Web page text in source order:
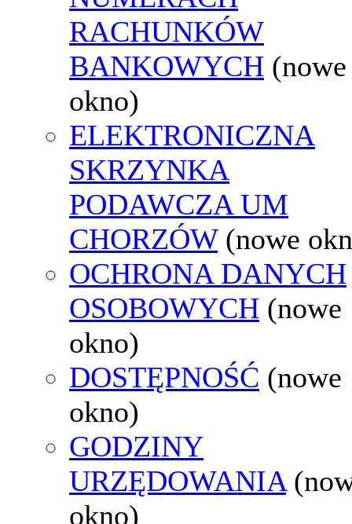
RACHUNKÓW
BANKOWYCH (nowe
okno)
ELEKTRONICZNA
SKRZYNKA
PODAWCZA UM
CHORZÓW (nowe
OCHRONA DANYCH
OSOBOWYCH (nowe
okno)
DOSTĘPNOŚĆ (nowe
okno)
GODZINY
URZĘDOWANIA
okno)